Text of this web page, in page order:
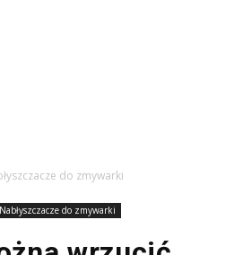
do zmywarki
Nabłyszczacze do zmywarki